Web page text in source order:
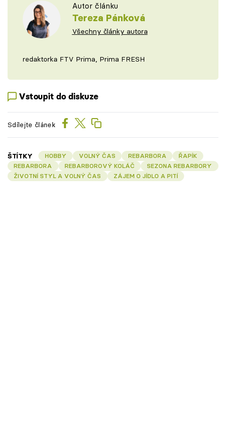
Autor článku
Tereza Pánková
Všechny články autora
redaktorka FTV Prima, Prima FRESH
Vstoupit do diskuze
Sdílejte článek
ŠTÍTKY HOBBY VOLNÝ ČAS REBARBORA
ŘAPÍK
REBARBORA
REBARBOROVÝ KOLÁČ
SEZONA REBARBORY
ŽIVOTNÍ STYL A VOLNÝ ČAS
ZÁJEM O JÍDLO A PITÍ